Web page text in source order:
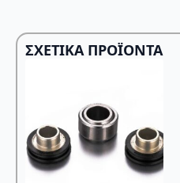
ΣΧΕΤΙΚΆ ΠΡΟΪΌΝΤΑ